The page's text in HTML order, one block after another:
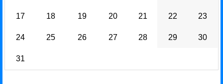
17 18 19 20 21 22 23
24 25 26 27 28 29 30
31